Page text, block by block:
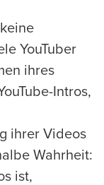
YouTuber
ihres
Intros,
ihrer Videos
Wahrheit:
ist,